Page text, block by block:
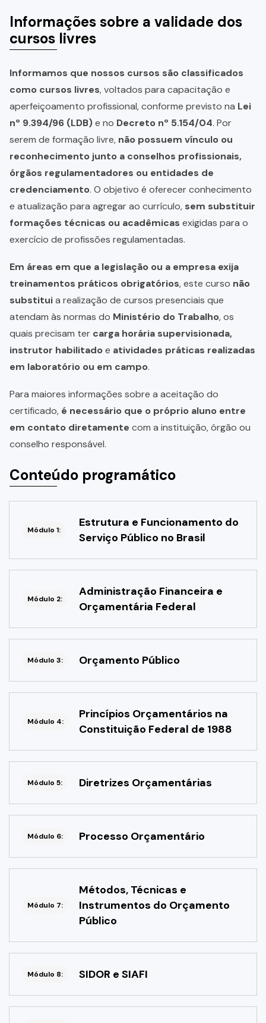
Informações sobre a validade dos
cursos livres
Informamos que nossos cursos são classificados
como cursos livres, voltados para capacitação e
aperfeiçoamento profissional, conforme previsto na Lei
nº 9.394/96 (LDB)e no Decreto nº 5.154/04. Por
serem de formação livre, não possuem vínculo ou
reconhecimento junto a conselhos profissionais,
órgãos regulamentadores ou entidades de
credenciamento. O objetivo é oferecer conhecimento
e atualização para agregar ao currículo, sem substituir
formações técnicas ou acadêmicas exigidas para o
exercício de profissões regulamentadas.
Em áreas em que a legislação ou a empresa exija
treinamentos práticos obrigatórios, este curso não
substituia realização de cursos presenciais que
atendam às normas do Ministério do Trabalho, os
quais precisam ter carga horária supervisionada,
instrutor habilitadoe atividades práticas realizadas
em laboratório ou em campo.
Para maiores informações sobre a aceitação do
certificado, é necessário que o próprio aluno entre
em contato diretamente com a instituição, órgão ou
conselho responsável.
Conteúdo programático
Módulo 1:
Estrutura e Funcionamento do
Serviço Público no Brasil
Módulo 2:
Administração Financeira e
Orçamentária Federal
Módulo 3: Orçamento Público
Módulo 4:
Princípios Orçamentários na
Constituição Federal de 1988
Módulo 5: Diretrizes Orçamentárias
Módulo 6: Processo Orçamentário
Módulo 7:
Métodos, Técnicas e
Instrumentos do Orçamento
Público
Módulo 8: SIDOR e SIAFI